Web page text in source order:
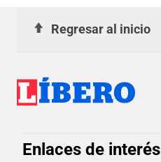
Regresar al inicio
Enlaces de interés